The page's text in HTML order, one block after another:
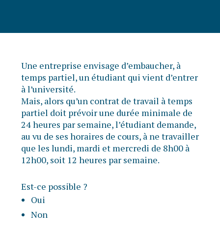
Une entreprise envisage d’embaucher, à
temps partiel, un étudiant qui vient d’entrer
à l’université.
Mais, alors qu’un contrat de travail à temps
partiel doit prévoir une durée minimale de
24 heures par semaine, l’étudiant demande,
au vu de ses horaires de cours, à ne travailler
que les lundi, mardi et mercredi de 8h00 à
12h00, soit 12 heures par semaine.
Est-ce possible ?
Oui
Non